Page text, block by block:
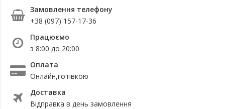
Замовлення телефону
+38 (097) 157-17-36
Працюємо
з 8:00 до 20:00
Оплата
Онлайн,готівкою
Доставка
Відправка в день замовлення